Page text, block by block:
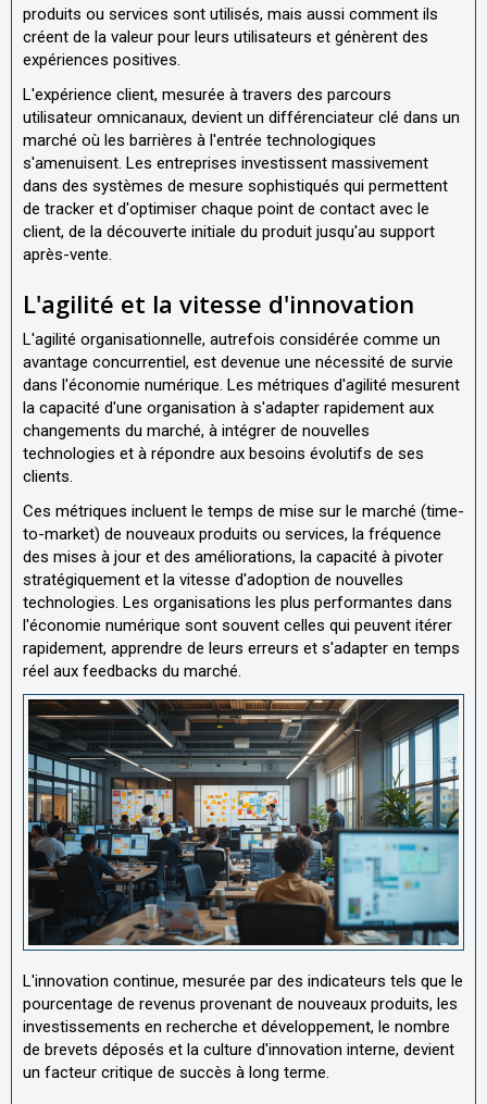
produits ou services sont utilisés, mais aussi comment ils
créent de la valeur pour leurs utilisateurs et génèrent des
expériences positives.
L'expérience client, mesurée à travers des parcours
utilisateur omnicanaux, devient un différenciateur clé dans un
marché où les barrières à l'entrée technologiques
s'amenuisent. Les entreprises investissent massivement
dans des systèmes de mesure sophistiqués qui permettent
de tracker et d'optimiser chaque point de contact avec le
client, de la découverte initiale du produit jusqu'au support
après-vente.
L'agilité et la vitesse d'innovation
L'agilité organisationnelle, autrefois considérée comme un
avantage concurrentiel, est devenue une nécessité de survie
dans l'économie numérique. Les métriques d'agilité mesurent
la capacité d'une organisation à s'adapter rapidement aux
changements du marché, à intégrer de nouvelles
technologies et à répondre aux besoins évolutifs de ses
clients.
Ces métriques incluent le temps de mise sur le marché (time-
to-market) de nouveaux produits ou services, la fréquence
des mises à jour et des améliorations, la capacité à pivoter
stratégiquement et la vitesse d'adoption de nouvelles
technologies. Les organisations les plus performantes dans
l'économie numérique sont souvent celles qui peuvent itérer
rapidement, apprendre de leurs erreurs et s'adapter en temps
réel aux feedbacks du marché.
L'innovation continue, mesurée par des indicateurs tels que le
pourcentage de revenus provenant de nouveaux produits, les
investissements en recherche et développement, le nombre
de brevets déposés et la culture d'innovation interne, devient
un facteur critique de succès à long terme.